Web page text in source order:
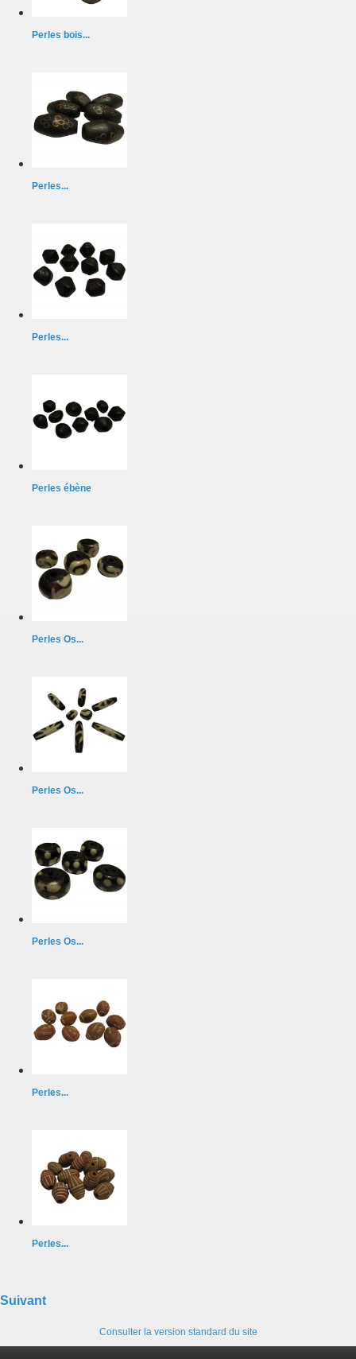
Perles bois...
Perles...
Perles...
Perles ébène
Perles Os...
Perles Os...
Perles Os...
Perles...
Perles...
Suivant
Consulter la version standard du site